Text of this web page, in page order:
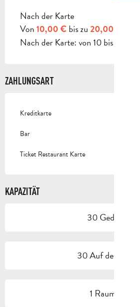
PREISE 2026
Nach der Karte
Von 10,00 € bis zu 20,00 €
Nach der Karte: von 10 bis 20 €.
ZAHLUNGSART
Kreditkarte
Bar
Ticket Restaurant Karte
KAPAZITÄT
30 Gedeck(e)
30 Auf der Terrasse
1 Raum/Saal